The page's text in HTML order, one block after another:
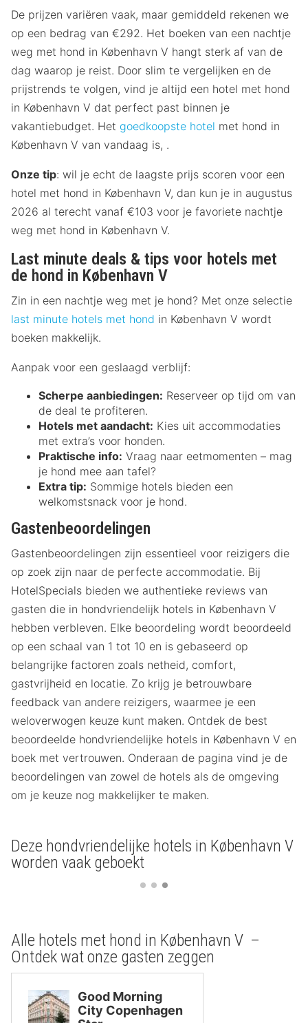
De prijzen variëren vaak, maar gemiddeld rekenen we
op een bedrag van €292. Het boeken van een nachtje
weg met hond in København V hangt sterk af van de
dag waarop je reist. Door slim te vergelijken en de
prijstrends te volgen, vind je altijd een hotel met hond
in København V dat perfect past binnen je
vakantiebudget. Het goedkoopste hotel met hond in
København V van vandaag is, .
Onze tip: wil je echt de laagste prijs scoren voor een
hotel met hond in København V, dan kun je in augustus
2026 al terecht vanaf €103 voor je favoriete nachtje
weg met hond in København V.
Last minute deals & tips voor hotels met
de hond in København V
Zin in een nachtje weg met je hond? Met onze selectie
last minute hotels met hond in København V wordt
boeken makkelijk.
Aanpak voor een geslaagd verblijf:
Scherpe aanbiedingen: Reserveer op tijd om van
de deal te profiteren.
Hotels met aandacht: Kies uit accommodaties
met extra’s voor honden.
Praktische info: Vraag naar eetmomenten – mag
je hond mee aan tafel?
Extra tip: Sommige hotels bieden een
welkomstsnack voor je hond.
Gastenbeoordelingen
Gastenbeoordelingen zijn essentieel voor reizigers die
op zoek zijn naar de perfecte accommodatie. Bij
HotelSpecials bieden we authentieke reviews van
gasten die in hondvriendelijk hotels in København V
hebben verbleven. Elke beoordeling wordt beoordeeld
op een schaal van 1 tot 10 en is gebaseerd op
belangrijke factoren zoals netheid, comfort,
gastvrijheid en locatie. Zo krijg je betrouwbare
feedback van andere reizigers, waarmee je een
weloverwogen keuze kunt maken. Ontdek de best
beoordeelde hondvriendelijke hotels in København V en
boek met vertrouwen. Onderaan de pagina vind je de
beoordelingen van zowel de hotels als de omgeving
om je keuze nog makkelijker te maken.
Deze hondvriendelijke hotels in København V
worden vaak geboekt
Alle hotels met hond in København V –
Ontdek wat onze gasten zeggen
Good Morning
City Copenhagen